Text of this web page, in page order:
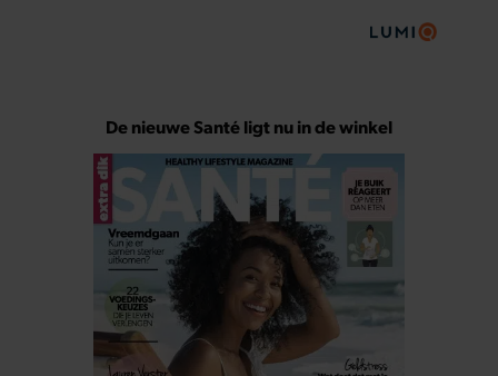
De nieuwe Santé ligt nu in de winkel